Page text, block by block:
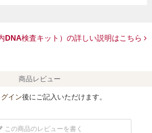
DNA検査キット）の詳しい説明はこちら
商品レビュー
イン後にご記入いただけます。
この商品のレビューを書く